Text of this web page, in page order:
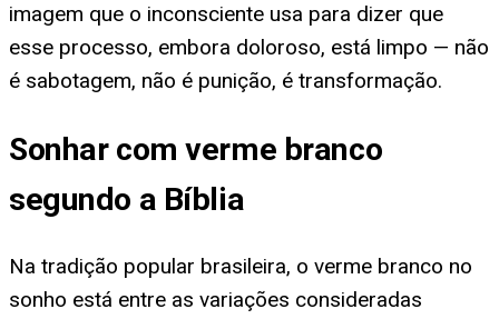
imagem que o inconsciente usa para dizer que
esse processo, embora doloroso, está limpo — não
é sabotagem, não é punição, é transformação.
Sonhar com verme branco
segundo a Bíblia
Na tradição popular brasileira, o verme branco no
sonho está entre as variações consideradas